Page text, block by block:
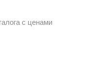
с ценами